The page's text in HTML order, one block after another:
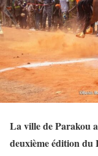
La ville de Parakou
deuxième édition